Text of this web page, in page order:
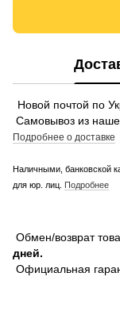
Новой почтой по
Самовывоз из
Подробнее о доставке
Наличными, банковской
для юр. лиц. Подробнее
Обмен/возврат
дней.
Официальная